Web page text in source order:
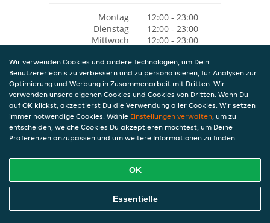
Montag
12:00 - 23:00
Dienstag
12:00 - 23:00
Mittwoch
12:00 - 23:00
Freitag
12:00 - 23:00
Samstag
12:00 - 23:00
Sonntag
12:00 - 23:00
Wir verwenden Cookies und andere Technologien, um Dein
Benutzererlebnis zu verbessern und zu personalisieren, für Analysen zur
Optimierung und Werbung in Zusammenarbeit mit Dritten. Wir
verwenden unsere eigenen Cookies und Cookies von Dritten. Wenn Du
auf OK klickst, akzeptierst Du die Verwendung aller Cookies. Wir setzen
immer notwendige Cookies. Wähle Einstellungen verwalten, um zu
entscheiden, welche Cookies Du akzeptieren möchtest, um Deine
Präferenzen anzupassen und um weitere Informationen zu finden.
OK
Essentielle